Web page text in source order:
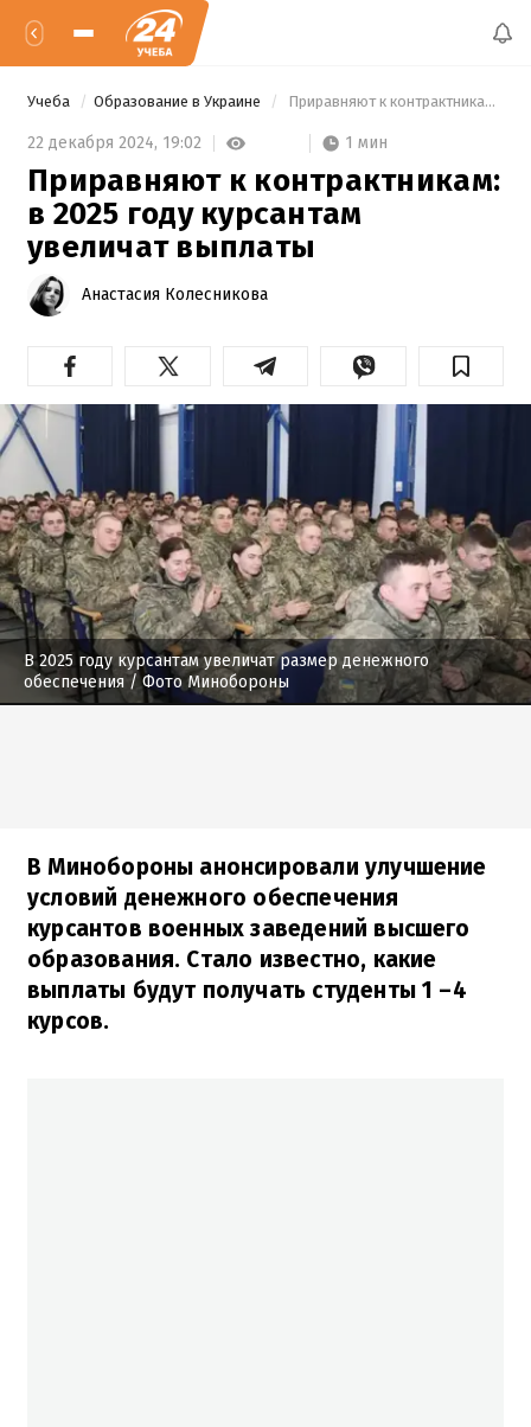
Учеба Образование в Украине Приравняют к контрактникам: в 2025 году курсантам увеличат выплаты
22 декабря 2024, 19:02 1 мин
Приравняют к контрактникам:
в 2025 году курсантам
увеличат выплаты
Анастасия Колесникова
В 2025 году курсантам увеличат размер денежного
обеспечения/ Фото Минобороны
В Минобороны анонсировали улучшение
условий денежного обеспечения
курсантов военных заведений высшего
образования. Стало известно, какие
выплаты будут получать студенты 1 –4
курсов.